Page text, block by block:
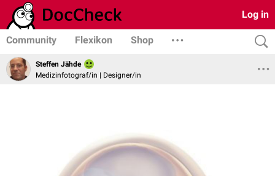
Log in
Community Flexikon Shop
Steffen Jähde
Medizinfotograf/in | Designer/in